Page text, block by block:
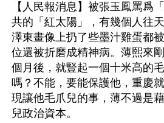
【人民報消息】被張玉鳳罵爲
共的「紅太陽」，有幾個人往
澤東畫像上扔了些墨汁雞蛋都
位還被折磨成精神病。薄熙來
個月後，就豎起一個十米高的
嗎？不能，要能保護他，重慶
現讓他毛爪兒的事，薄不過是
兒政治資本。